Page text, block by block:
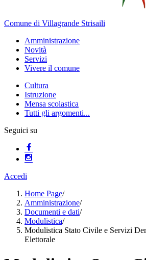
Comune di Villagrande Strisaili
Amministrazione
Novità
Servizi
Vivere il comune
Cultura
Istruzione
Mensa scolastica
Tutti gli argomenti...
Seguici su
Accedi
Home Page/
Amministrazione/
Documenti e dati/
Modulistica/
Modulistica Stato Civile e Servizi
Elettorale